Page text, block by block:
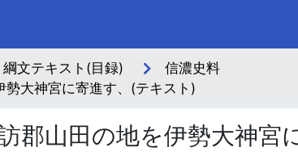
文テキスト(目録)
信濃史料
大神宮に寄進す、(テキスト)
山田の地を伊勢大神宮